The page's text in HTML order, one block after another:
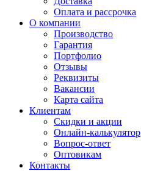
Оплата и рассрочка
О компании
Производство
Гарантия
Портфолио
Отзывы
Реквизиты
Вакансии
Карта сайта
Клиентам
Скидки и акции
Онлайн-калькулятор
Вопрос-ответ
Оптовикам
Контакты